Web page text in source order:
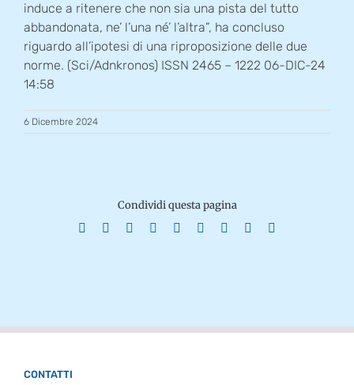
induce a ritenere che non sia una pista del tutto
abbandonata, ne’ l’una né’ l’altra”, ha concluso
riguardo all’ipotesi di una riproposizione delle due
norme. (Sci/Adnkronos) ISSN 2465 – 1222 06-DIC-24
14:58
6 Dicembre 2024
Condividi questa pagina
Facebook Reddit LinkedInWhatsApp
TumblrPinterest
CONTATTI